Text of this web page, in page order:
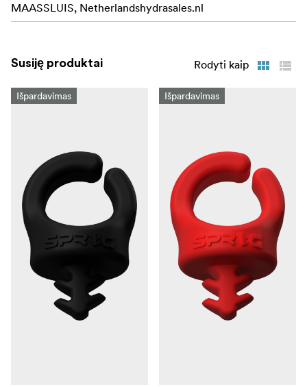
Sprig is injection molded from a strong and flexible
MAASSLUIS, Netherlandshydrasales.nl
Susiję produktai Rodyti kaip
Išpardavimas Išpardavimas